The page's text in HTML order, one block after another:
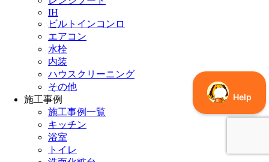
IH
ビルトインコンロ
エアコン
水栓
内装
ハウスクリーニング
その他
施工事例
施工事例一覧
キッチン
浴室
トイレ